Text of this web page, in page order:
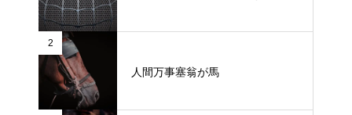
2
人間万事塞翁が馬